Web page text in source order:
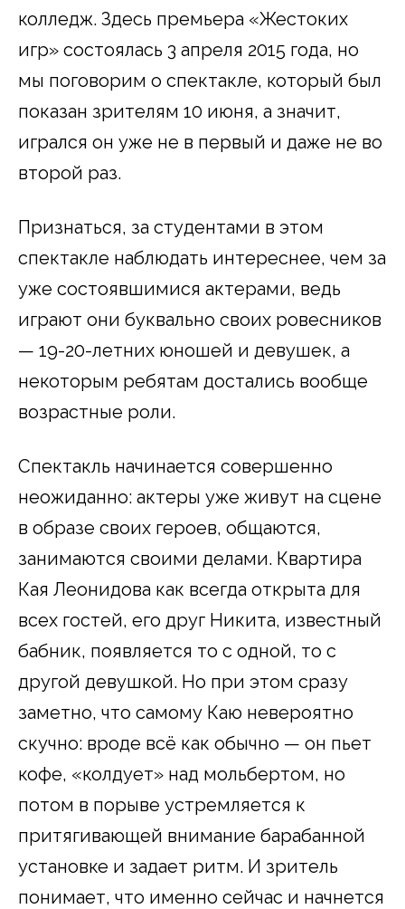
колледж. Здесь премьера «Жестоких
игр» состоялась 3 апреля 2015 года, но
мы поговорим о спектакле, который был
показан зрителям 10 июня, а значит,
игрался он уже не в первый и даже не во
второй раз.
Признаться, за студентами в этом
спектакле наблюдать интереснее, чем за
уже состоявшимися актерами, ведь
играют они буквально своих ровесников
— 19-20-летних юношей и девушек, а
некоторым ребятам достались вообще
возрастные роли.
Спектакль начинается совершенно
неожиданно: актеры уже живут на сцене
в образе своих героев, общаются,
занимаются своими делами. Квартира
Кая Леонидова как всегда открыта для
всех гостей, его друг Никита, известный
бабник, появляется то с одной, то с
другой девушкой. Но при этом сразу
заметно, что самому Каю невероятно
скучно: вроде всё как обычно — он пьет
кофе, «колдует» над мольбертом, но
потом в порыве устремляется к
притягивающей внимание барабанной
установке и задает ритм. И зритель
понимает, что именно сейчас и начнется